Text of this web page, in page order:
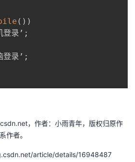
( ) )
登录’ ;
登录’ ;
，作者：小雨青年，版权归原作
作者。
article/details/16948487